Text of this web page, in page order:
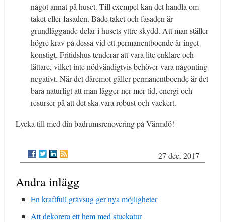
något annat på huset. Till exempel kan det handla om
taket eller fasaden. Både taket och fasaden är
grundläggande delar i husets yttre skydd. Att man ställer
högre krav på dessa vid ett permanentboende är inget
konstigt. Fritidshus tenderar att vara lite enklare och
lättare, vilket inte nödvändigtvis behöver vara någonting
negativt. När det däremot gäller permanentboende är det
bara naturligt att man lägger ner mer tid, energi och
resurser på att det ska vara robust och vackert.
Lycka till med din badrumsrenovering på Värmdö!
27 dec. 2017
Andra inlägg
En kraftfull grävsug ger nya möjligheter
Att dekorera ett hem med stuckatur